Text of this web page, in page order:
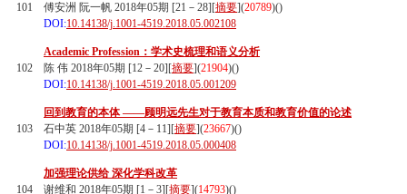
101
傅安洲 阮一帆 2018年05期 [21－28][摘要](20789)()
DOI:10.14138/j.1001-4519.2018.05.002108
102
Academic Profession：学术史梳理和语义分析
陈 伟 2018年05期 [12－20][摘要](21904)()
DOI:10.14138/j.1001-4519.2018.05.001209
103
回到教育的本体 ——顾明远先生对于教育本质和教育价值的论述
石中英 2018年05期 [4－11][摘要](23667)()
DOI:10.14138/j.1001-4519.2018.05.000408
104
加强理论供给 深化学科改革
谢维和 2018年05期 [1－3][摘要](14793)()